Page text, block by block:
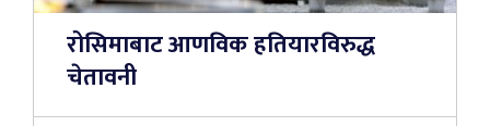
रोसिमाबाट आणविक हतियारविरुद्ध
चेतावनी